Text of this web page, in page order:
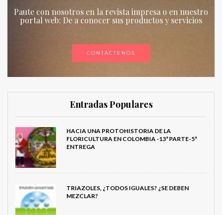
Paute con nosotros en la revista impresa o en nuestro
portal web: De a conocer sus productos y servicios
CONTÁCTENOS
Entradas Populares
HACIA UNA PROTOHISTORIA DE LA
FLORICULTURA EN COLOMBIA -13ª PARTE-5ª
ENTREGA
TRIAZOLES, ¿TODOS IGUALES? ¿SE DEBEN
MEZCLAR?